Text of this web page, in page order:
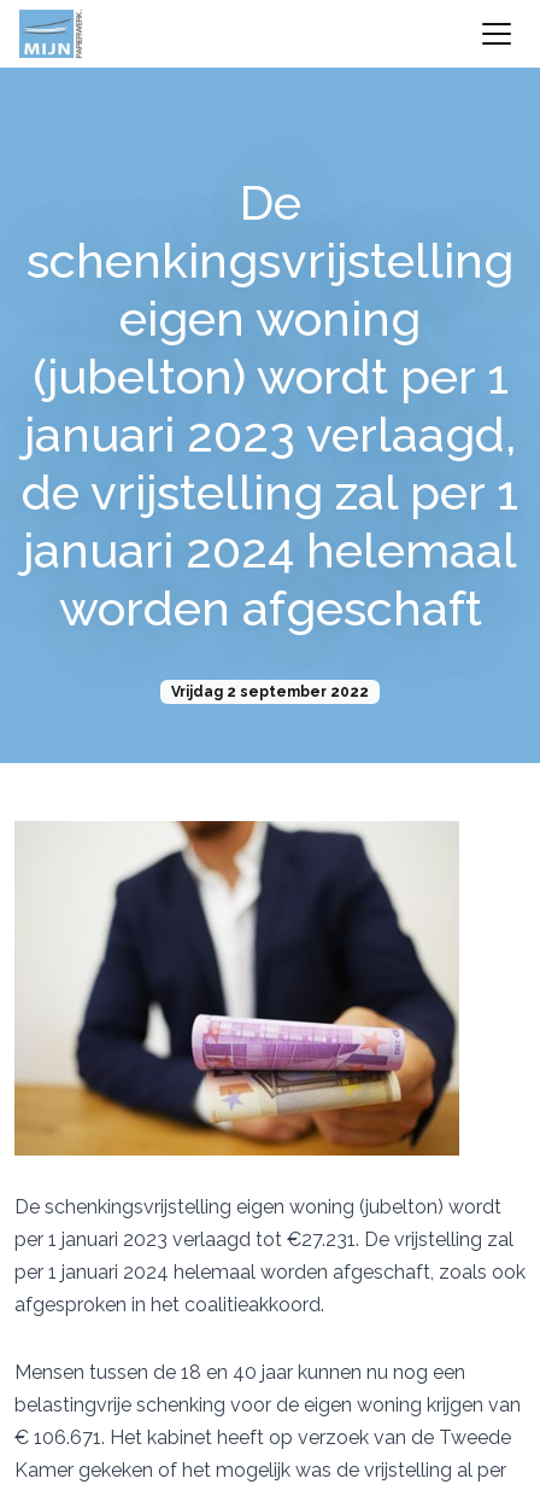
De
schenkingsvrijstelling
eigen woning
(jubelton) wordt per 1
januari 2023 verlaagd,
de vrijstelling zal per 1
januari 2024 helemaal
worden afgeschaft
Vrijdag 2 september 2022
De schenkingsvrijstelling eigen woning (jubelton) wordt
per 1 januari 2023 verlaagd tot €27.231. De vrijstelling zal
per 1 januari 2024 helemaal worden afgeschaft, zoals ook
afgesproken in het coalitieakkoord.
Mensen tussen de 18 en 40 jaar kunnen nu nog een
belastingvrije schenking voor de eigen woning krijgen van
€ 106.671. Het kabinet heeft op verzoek van de Tweede
Kamer gekeken of het mogelijk was de vrijstelling al per